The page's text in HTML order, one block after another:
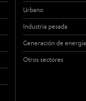
Urbano
Industria pesada
Generación de energía
Otros sectores